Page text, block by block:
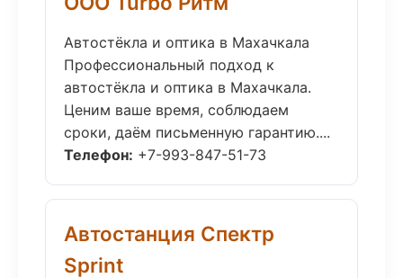
Автостёкла и оптика в Махачкала
Профессиональный подход к
автостёкла и оптика в Махачкала.
Ценим ваше время, соблюдаем
сроки, даём письменную гарантию....
Телефон: +7-993-847-51-73
Автостанция Спектр
Sprint